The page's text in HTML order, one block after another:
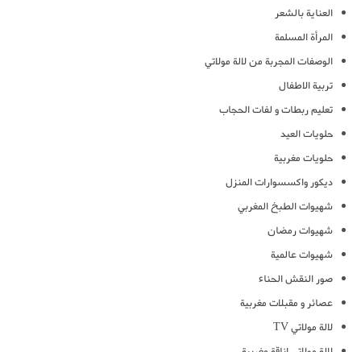
العناية بالشعر
المرأة المسلمة
الوصفات المجربة من لالة مولاتي
تربية الاطفال
تعليم ربطات و لفات الحجاب
حلويات العيد
حلويات مغربية
ديكور واكسسوارات المنزل
شهيوات الطبخ المغربي
شهيوات رمضان
شهيوات عالمية
صور النقش الحناء
عصائر و مقبلات مغربية
لالة مولاتي TV